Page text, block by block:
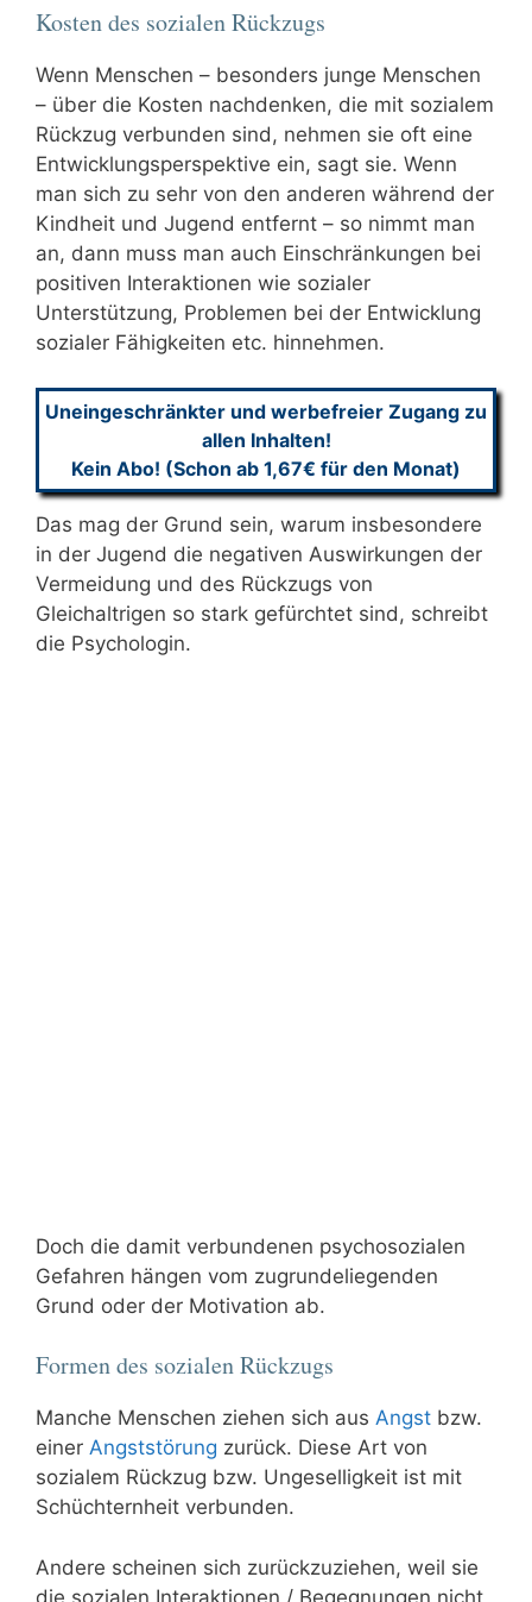
Kosten des sozialen Rückzugs
Wenn Menschen – besonders junge Menschen
– über die Kosten nachdenken, die mit sozialem
Rückzug verbunden sind, nehmen sie oft eine
Entwicklungsperspektive ein, sagt sie. Wenn
man sich zu sehr von den anderen während der
Kindheit und Jugend entfernt – so nimmt man
an, dann muss man auch Einschränkungen bei
positiven Interaktionen wie sozialer
Unterstützung, Problemen bei der Entwicklung
sozialer Fähigkeiten etc. hinnehmen.
Uneingeschränkter und werbefreier Zugang zu
allen Inhalten!
Kein Abo! (Schon ab 1,67€ für den Monat)
Das mag der Grund sein, warum insbesondere
in der Jugend die negativen Auswirkungen der
Vermeidung und des Rückzugs von
Gleichaltrigen so stark gefürchtet sind, schreibt
die Psychologin.
Doch die damit verbundenen psychosozialen
Gefahren hängen vom zugrundeliegenden
Grund oder der Motivation ab.
Formen des sozialen Rückzugs
Manche Menschen ziehen sich aus Angst bzw.
einer Angststörung zurück. Diese Art von
sozialem Rückzug bzw. Ungeselligkeit ist mit
Schüchternheit verbunden.
Andere scheinen sich zurückzuziehen, weil sie
die sozialen Interaktionen / Begegnungen nicht